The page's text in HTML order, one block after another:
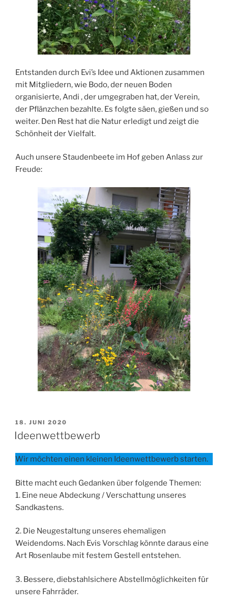
Entstanden durch Evi’s Idee und Aktionen zusammen
mit Mitgliedern, wie Bodo, der neuen Boden
organisierte, Andi , der umgegraben hat, der Verein,
der Pflänzchen bezahlte. Es folgte säen, gießen und so
weiter. Den Rest hat die Natur erledigt und zeigt die
Schönheit der Vielfalt.
Auch unsere Staudenbeete im Hof geben Anlass zur
Freude:
VERÖFFENTLICHT
AM
18. JUNI 2020
Ideenwettbewerb
Wir möchten einen kleinen Ideenwettbewerb starten.
Bitte macht euch Gedanken über folgende Themen:
1. Eine neue Abdeckung / Verschattung unseres
Sandkastens.
2. Die Neugestaltung unseres ehemaligen
Weidendoms. Nach Evis Vorschlag könnte daraus eine
Art Rosenlaube mit festem Gestell entstehen.
3. Bessere, diebstahlsichere Abstellmöglichkeiten für
unsere Fahrräder.